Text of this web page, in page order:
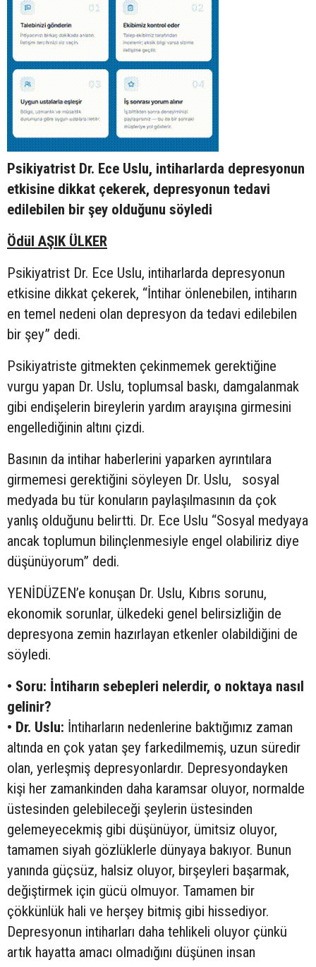
Psikiyatrist Dr. Ece Uslu, intiharlarda depresyonun
etkisine dikkat çekerek, depresyonun tedavi
edilebilen bir şey olduğunu söyledi
Ödül AŞIK ÜLKER
Psikiyatrist Dr. Ece Uslu, intiharlarda depresyonun
etkisine dikkat çekerek, “İntihar önlenebilen, intiharın
en temel nedeni olan depresyon da tedavi edilebilen
bir şey” dedi.
Psikiyatriste gitmekten çekinmemek gerektiğine
vurgu yapan Dr. Uslu, toplumsal baskı, damgalanmak
gibi endişelerin bireylerin yardım arayışına girmesini
engellediğinin altını çizdi.
Basının da intihar haberlerini yaparken ayrıntılara
girmemesi gerektiğini söyleyen Dr. Uslu, sosyal
medyada bu tür konuların paylaşılmasının da çok
yanlış olduğunu belirtti. Dr. Ece Uslu “Sosyal medyaya
ancak toplumun bilinçlenmesiyle engel olabiliriz diye
düşünüyorum” dedi.
YENİDÜZEN’e konuşan Dr. Uslu, Kıbrıs sorunu,
ekonomik sorunlar, ülkedeki genel belirsizliğin de
depresyona zemin hazırlayan etkenler olabildiğini de
söyledi.
• Soru: İntiharın sebepleri nelerdir, o noktaya nasıl
gelinir?
• Dr. Uslu: İntiharların nedenlerine baktığımız zaman
altında en çok yatan şey farkedilmemiş, uzun süredir
olan, yerleşmiş depresyonlardır. Depresyondayken
kişi her zamankinden daha karamsar oluyor, normalde
üstesinden gelebileceği şeylerin üstesinden
gelemeyecekmiş gibi düşünüyor, ümitsiz oluyor,
tamamen siyah gözlüklerle dünyaya bakıyor. Bunun
yanında güçsüz, halsiz oluyor, birşeyleri başarmak,
değiştirmek için gücü olmuyor. Tamamen bir
çökkünlük hali ve herşey bitmiş gibi hissediyor.
Depresyonun intiharları daha tehlikeli oluyor çünkü
artık hayatta amacı olmadığını düşünen insan